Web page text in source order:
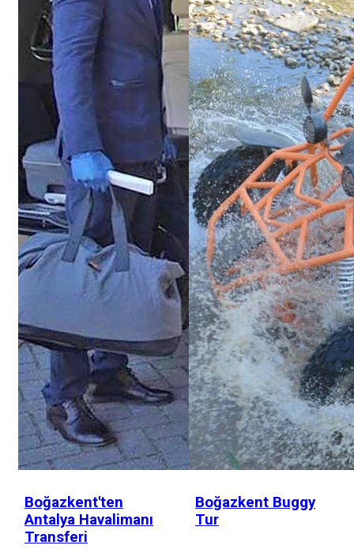
Boğazkent'ten
Antalya Havalimanı
Transferi
Boğazkent Buggy
Tur